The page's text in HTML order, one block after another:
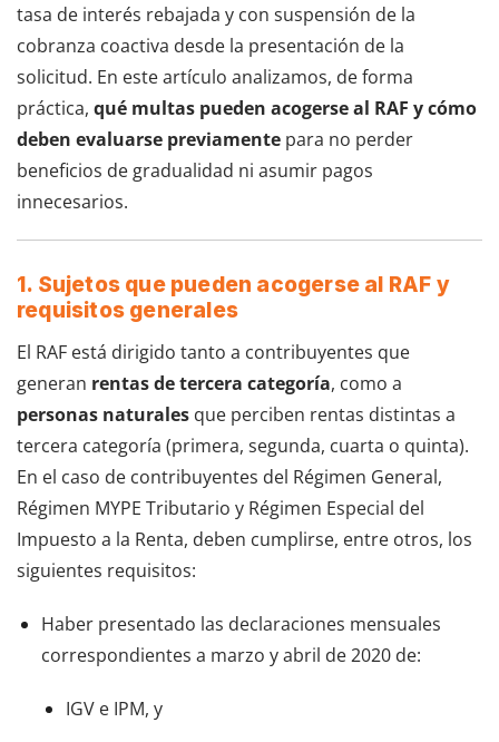
tasa de interés rebajada y con suspensión de la
cobranza coactiva desde la presentación de la
solicitud. En este artículo analizamos, de forma
práctica, qué multas pueden acogerse al RAF y cómo
deben evaluarse previamente para no perder
beneficios de gradualidad ni asumir pagos
innecesarios.
1. Sujetos que pueden acogerse al RAF y
requisitos generales
El RAF está dirigido tanto a contribuyentes que
generan rentas de tercera categoría, como a
personas naturales que perciben rentas distintas a
tercera categoría (primera, segunda, cuarta o quinta).
En el caso de contribuyentes del Régimen General,
Régimen MYPE Tributario y Régimen Especial del
Impuesto a la Renta, deben cumplirse, entre otros, los
siguientes requisitos:
Haber presentado las declaraciones mensuales
correspondientes a marzo y abril de 2020 de:
IGV e IPM, y